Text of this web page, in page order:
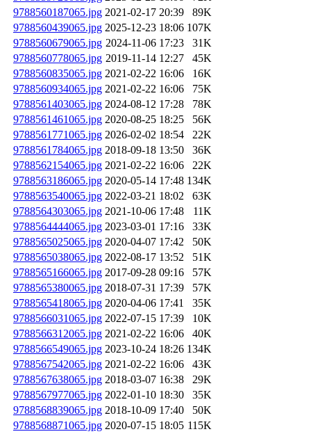
9788560187065.jpg 2021-02-17 20:39
89K
9788560439065.jpg 2025-12-23 18:06 107K
9788560679065.jpg 2024-11-06 17:23
31K
9788560778065.jpg 2019-11-14 12:27
45K
9788560835065.jpg 2021-02-22 16:06
16K
9788560934065.jpg 2021-02-22 16:06
75K
9788561403065.jpg 2024-08-12 17:28
78K
9788561461065.jpg 2020-08-25 18:25
56K
9788561771065.jpg 2026-02-02 18:54
22K
9788561784065.jpg 2018-09-18 13:50
36K
9788562154065.jpg 2021-02-22 16:06
22K
9788563186065.jpg 2020-05-14 17:48 134K
9788563540065.jpg 2022-03-21 18:02
63K
9788564303065.jpg 2021-10-06 17:48
11K
9788564444065.jpg 2023-03-01 17:16
33K
9788565025065.jpg 2020-04-07 17:42
50K
9788565038065.jpg 2022-08-17 13:52
51K
9788565166065.jpg 2017-09-28 09:16
57K
9788565380065.jpg 2018-07-31 17:39
57K
9788565418065.jpg 2020-04-06 17:41
35K
9788566031065.jpg 2022-07-15 17:39
10K
9788566312065.jpg 2021-02-22 16:06
40K
9788566549065.jpg 2023-10-24 18:26 134K
9788567542065.jpg 2021-02-22 16:06
43K
9788567638065.jpg 2018-03-07 16:38
29K
9788567977065.jpg 2022-01-10 18:30
35K
9788568839065.jpg 2018-10-09 17:40
50K
9788568871065.jpg 2020-07-15 18:05 115K